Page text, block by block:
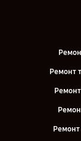
Ремонт
Ремонт